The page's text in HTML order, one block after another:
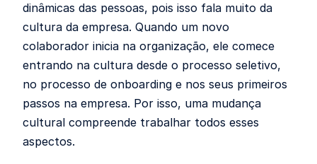
dinâmicas das pessoas, pois isso fala muito da
cultura da empresa. Quando um novo
colaborador inicia na organização, ele comece
entrando na cultura desde o processo seletivo,
no processo de onboarding e nos seus primeiros
passos na empresa. Por isso, uma mudança
cultural compreende trabalhar todos esses
aspectos.